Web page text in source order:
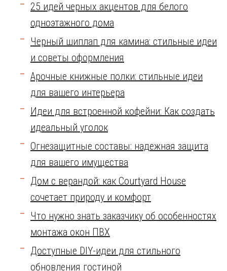
25 идей черных акцентов для белого
одноэтажного дома
Черный шиплап для камина: стильные идеи
и советы оформления
Арочные книжные полки: стильные идеи
для вашего интерьера
Идеи для встроенной кофейни: Как создать
идеальный уголок
Огнезащитные составы: надежная защита
для вашего имущества
Дом с верандой: как Courtyard House
сочетает природу и комфорт
Что нужно знать заказчику об особенностях
монтажа окон ПВХ
Доступные DIY-идеи для стильного
обновления гостиной